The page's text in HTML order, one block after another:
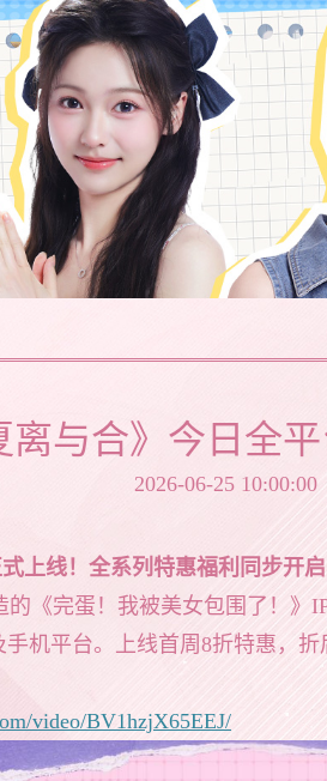
离与合》今日全
2026-06-25 10:00:00
上线！全系列特惠福利同步开启
的《完蛋！我被美女包围了！
手机平台。上线首周8折特惠，
video/BV1hzjX65EEJ/